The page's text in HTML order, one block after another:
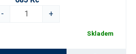
-
+
Skladem